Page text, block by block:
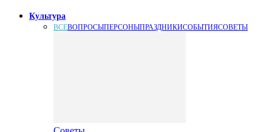
Культура
ВСЕВОПРОСЫПЕРСОНЫПРАЗДНИКИСОБЫТИЯСОВЕТЫ